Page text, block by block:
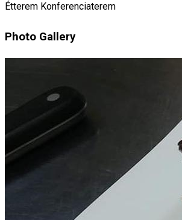
Étterem Konferenciaterem
Photo Gallery